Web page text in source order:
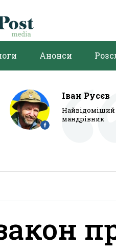
Анонси
Іван Русєв
мандрівник